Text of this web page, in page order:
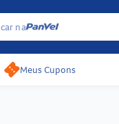
na
Meus Cupons